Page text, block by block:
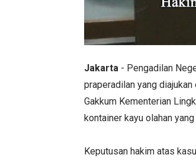
Jakarta - Pengadilan
praperadilan yang
Gakkum Kementerian
kontainer kayu olahan
Keputusan hakim atas